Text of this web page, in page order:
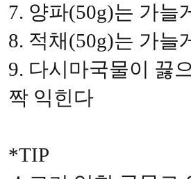
7. 양파(50g)는 가늘
8. 적채(50g)는 가늘
9. 다시마국물이 끓
짝 익힌다
*TIP